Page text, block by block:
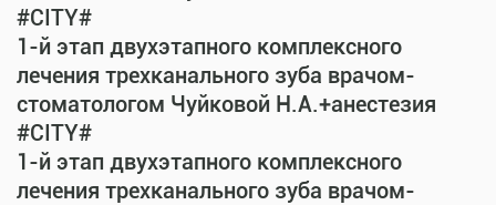
#CITY#
1-й этап двухэтапного комплексного
лечения трехканального зуба врачом-
стоматологом Чуйковой Н.А.+анестезия
#CITY#
1-й этап двухэтапного комплексного
лечения трехканального зуба врачом-